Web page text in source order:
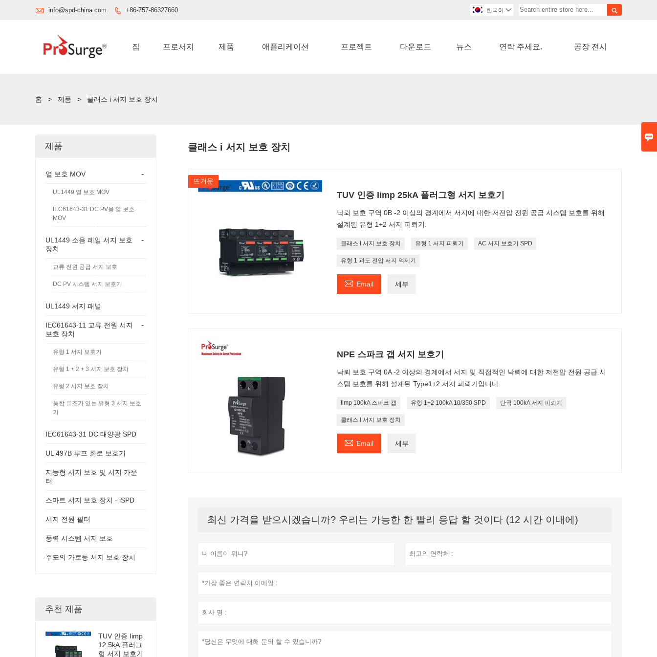

 info@spd-china.com  +86-757-86327660 
한국어 
집 프로서지 제품 애플리케이션 프로젝트 다운로드 뉴스 연락 주세요. 공장 전시
홈 > 제품 > 클래스 i 서지 보호 장치
클래스 i 서지 보호 장치
뜨거운
TUV 인증 Iimp 25kA 플러그형 서지 보호기
낙뢰 보호 구역 0B -2 이상의 경계에서 서지에 대한 저전압 전원 공급 시스템 보호를 위해
설계된 유형 1+2 서지 피뢰기.
클래스 I 서지 보호 장치 유형 1 서지 피뢰기 AC 서지 보호기 SPD
유형 1 과도 전압 서지 억제기
 Email 세부
NPE 스파크 갭 서지 보호기
낙뢰 보호 구역 0A -2 이상의 경계에서 서지 및 직접적인 낙뢰에 대한 저전압 전원 공급 시
스템 보호를 위해 설계된 Type1+2 서지 피뢰기입니다.
Iimp 100kA 스파크 갭 유형 1+2 100kA 10/350 SPD 단극 100kA 서지 피뢰기
클래스 I 서지 보호 장치
 Email 세부
최신 가격을 받으시겠습니까? 우리는 가능한 한 빨리 응답 할 것이다 (12 시간 이내에)
제품
-
열 보호 MOV
UL1449 열 보호 MOV
IEC61643-31 DC PV용 열 보호
MOV
-
UL1449 소음 레일 서지 보호
장치
교류 전원 공급 서지 보호
DC PV 시스템 서지 보호기
UL1449 서지 패널
-
IEC61643-11 교류 전원 서지
보호 장치
유형 1 서지 보호기
유형 1 + 2 + 3 서지 보호 장치
유형 2 서지 보호 장치
통합 퓨즈가 있는 유형 3 서지 보호
기
IEC61643-31 DC 태양광 SPD
UL 497B 루프 회로 보호기
지능형 서지 보호 및 서지 카운
터
스마트 서지 보호 장치 - iSPD
서지 전원 필터
풍력 시스템 서지 보호
주도의 가로등 서지 보호 장치
추천 제품
TUV 인증 Iimp
12.5kA 플러그
형 서지 보호기